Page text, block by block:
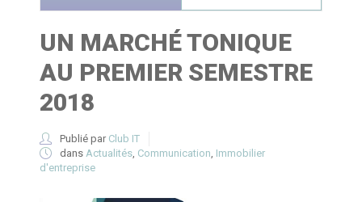
UN MARCHÉ TONIQUE
AU PREMIER SEMESTRE
2018
Publié par Club IT
dans Actualités, Communication, Immobilier
d'entreprise